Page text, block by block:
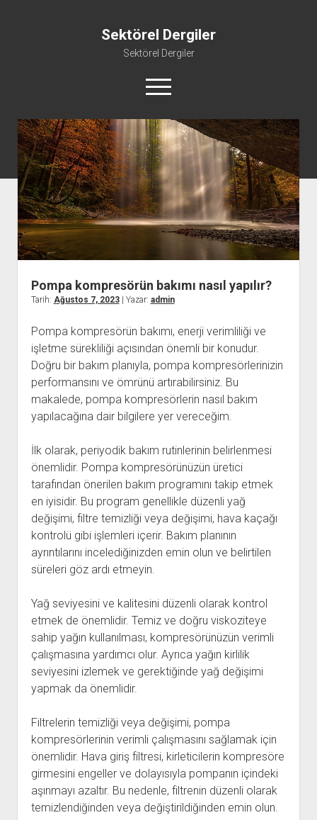
Sektörel Dergiler
Sektörel Dergiler
menüyü
aç
Linkedin Beğeni Atma Ücretsiz
Liste
Sayfa Listesi
Twitter Gizli Yanıt Görme
Youtube Beğeni Yükseltme Hilesi
Pompa kompresörün bakımı nasıl yapılır?
Tarih: Ağustos 7, 2023| Yazar: admin
Pompa kompresörün bakımı, enerji verimliliği ve
işletme sürekliliği açısından önemli bir konudur.
Doğru bir bakım planıyla, pompa kompresörlerinizin
performansını ve ömrünü artırabilirsiniz. Bu
makalede, pompa kompresörlerin nasıl bakım
yapılacağına dair bilgilere yer vereceğim.
İlk olarak, periyodik bakım rutinlerinin belirlenmesi
önemlidir. Pompa kompresörünüzün üretici
tarafından önerilen bakım programını takip etmek
en iyisidir. Bu program genellikle düzenli yağ
değişimi, filtre temizliği veya değişimi, hava kaçağı
kontrolü gibi işlemleri içerir. Bakım planının
ayrıntılarını incelediğinizden emin olun ve belirtilen
süreleri göz ardı etmeyin.
Yağ seviyesini ve kalitesini düzenli olarak kontrol
etmek de önemlidir. Temiz ve doğru viskoziteye
sahip yağın kullanılması, kompresörünüzün verimli
çalışmasına yardımcı olur. Ayrıca yağın kirlilik
seviyesini izlemek ve gerektiğinde yağ değişimi
yapmak da önemlidir.
Filtrelerin temizliği veya değişimi, pompa
kompresörlerinin verimli çalışmasını sağlamak için
önemlidir. Hava giriş filtresi, kirleticilerin kompresöre
girmesini engeller ve dolayısıyla pompanın içindeki
aşınmayı azaltır. Bu nedenle, filtrenin düzenli olarak
temizlendiğinden veya değiştirildiğinden emin olun.